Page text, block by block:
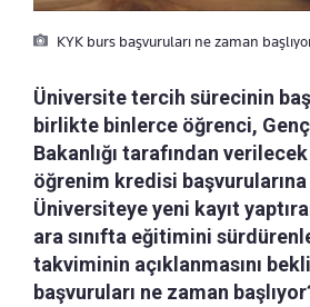
KYK burs başvuruları ne zaman
Üniversite tercih sürecinin
birlikte binlerce öğrenci,
Bakanlığı tarafından
öğrenim kredisi başvurularına
Üniversiteye yeni kayıt
ara sınıfta eğitimini
takviminin açıklanmasını
başvuruları ne zaman